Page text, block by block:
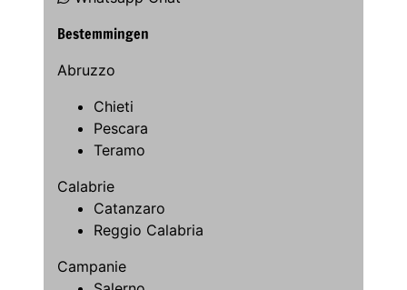
Bestemmingen
Abruzzo
Chieti
Pescara
Teramo
Calabrie
Catanzaro
Reggio Calabria
Campanie